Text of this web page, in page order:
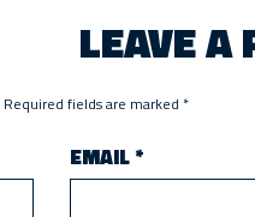
LEAVE A
Required fields are marked *
EMAIL*